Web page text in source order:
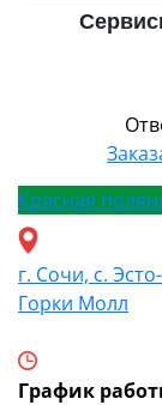
Красная
г. Сочи, с.
Горки Молл
График